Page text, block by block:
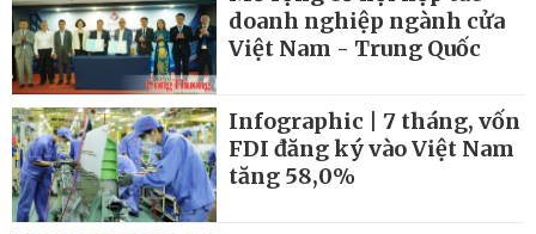
doanh nghiệp ngành cửa
Việt Nam - Trung Quốc
Infographic | 7 tháng, vốn
FDI đăng ký vào Việt Nam
tăng 58,0%